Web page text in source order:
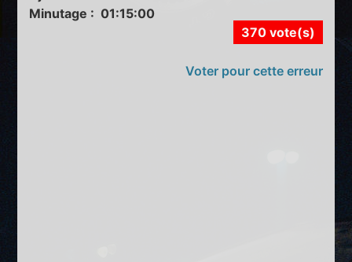
Minutage : 01:15:00
370 vote(s)
Voter pour cette erreur